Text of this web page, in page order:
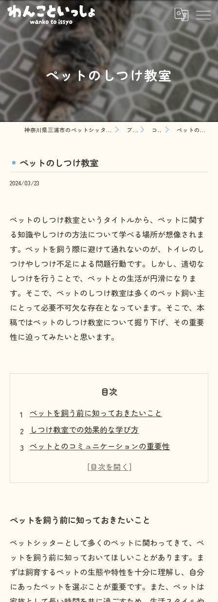
ペットのしつけ教室
神奈川県三浦市のペットシッターならわんこといっしょ ブログ コラム ペットのしつけ教室
ペットのしつけ教室
2024/03/23
ペットのしつけ教室というタイトルから、ペットに関す
る知識やしつけの方法について学べる場所が想像されま
す。ペットを飼う際に避けて通れないのが、トイレのし
つけやしつけ不足による問題行動です。しかし、適切な
しつけを行うことで、ペットとの生活が円滑になりま
す。そこで、ペットのしつけ教室は多くのペット飼い主
にとって必要不可欠な存在となっています。そこで、本
稿ではペットのしつけ教室について掘り下げ、その重要
性に迫ってみたいと思います。
目次
ペットを飼う前に知っておきたいこと
しつけ教室での効果的な学び方
ペットとのコミュニケーションの重要性
トラブル行動の改善方法を学ぶ
ペットを飼う前に知っておきたいこと
ペットシッターとして多くのペットに関わってきて、ペ
ットを飼う前に知っておいてほしいことがあります。ま
ずは飼育するペットの生態や特性を十分に理解し、自分
にあったペットを選ぶことが重要です。また、ペットは